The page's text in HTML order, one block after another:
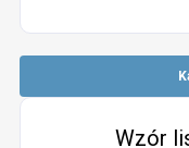
Wzór